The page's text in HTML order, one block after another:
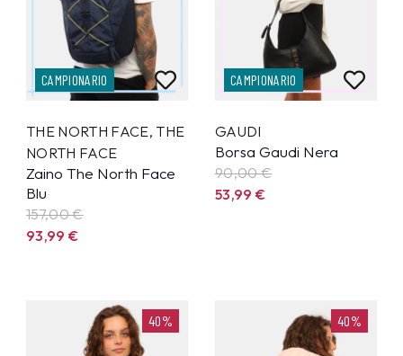
CAMPIONARIO
THE NORTH FACE, THE
NORTH FACE
Zaino The North Face
Blu
157,00 €
93,99€
CAMPIONARIO
GAUDI
Borsa Gaudi Nera
90,00 €
53,99€
40% 40%